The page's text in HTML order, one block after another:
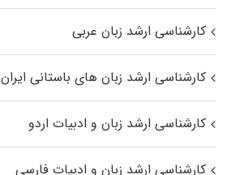
کارشناسی ارشد زبان عربی
کارشناسی ارشد زبان‌ های باستانی ایران
کارشناسی ارشد زبان و ادبیات اردو
کارشناسی ارشد زبان و ادبیات فارسی